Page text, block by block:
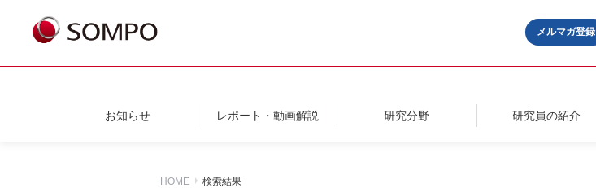
メルマガ登録
お知らせ レポート・動画解説 研究分野 研究員の紹介
HOME 検索結果